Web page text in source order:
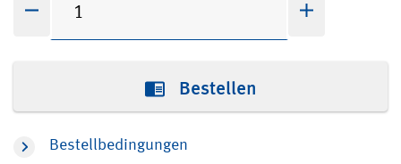
Bestellen
Bestellbedingungen